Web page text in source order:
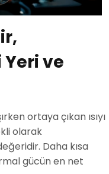
ve
ortaya çıkan ısıyı
olarak
Daha kısa
gücün en net